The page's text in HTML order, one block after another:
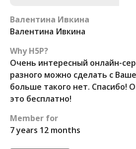
Валентина Ивкина
Валентина Ивкина
Why H5P?
Очень интересный онлайн-
разного можно сделать с
больше такого нет. Спасибо!
это бесплатно!
Member for
7 years 12 months